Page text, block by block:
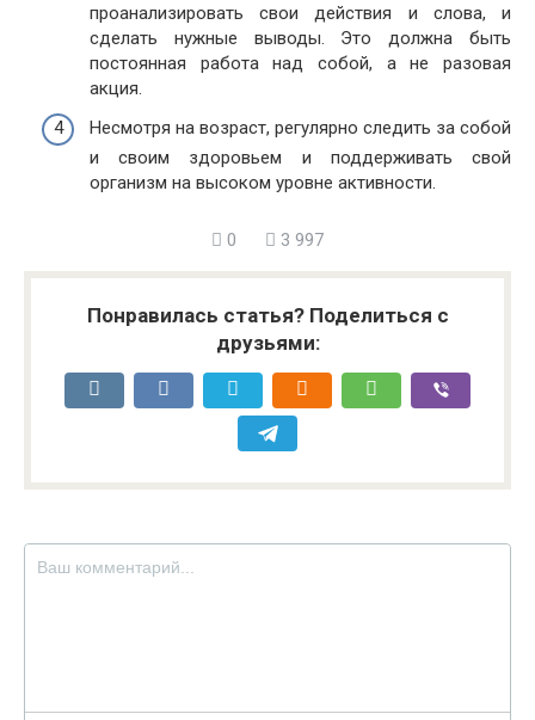
проанализировать свои действия и слова, и
сделать нужные выводы. Это должна быть
постоянная работа над собой, а не разовая
акция.
Несмотря на возраст, регулярно следить за собой
и своим здоровьем и поддерживать свой
организм на высоком уровне активности.
0 3 997
Понравилась статья? Поделиться с
друзьями: